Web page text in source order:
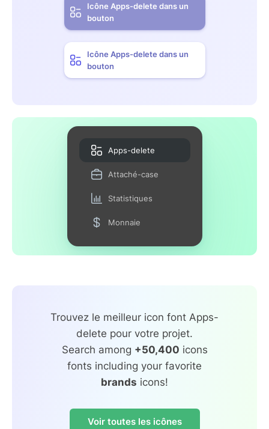
Icône Apps-delete dans un
bouton
Icône Apps-delete dans un
bouton
Apps-delete
Attaché-case
Statistiques
Monnaie
Trouvez le meilleur icon font Apps-
delete pour votre projet.
Search among +50,400 icons
fonts including your favorite
brands icons!
Voir toutes les icônes